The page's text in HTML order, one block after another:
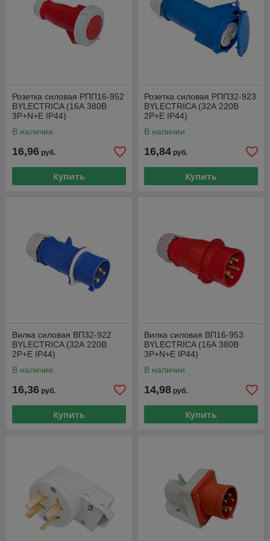
Розетка силовая РПП16-952
BYLECTRICA (16А 380В
3P+N+E IP44)
В наличии
16,96 руб.
Купить
Розетка силовая РПП32-923
BYLECTRICA (32А 220В
2P+E IP44)
В наличии
16,84 руб.
Купить
Вилка силовая ВП32-922
BYLECTRICA (32А 220В
2P+E IP44)
В наличии
16,36 руб.
Купить
Вилка силовая ВП16-953
BYLECTRICA (16А 380В
3P+N+E IP44)
В наличии
14,98 руб.
Купить